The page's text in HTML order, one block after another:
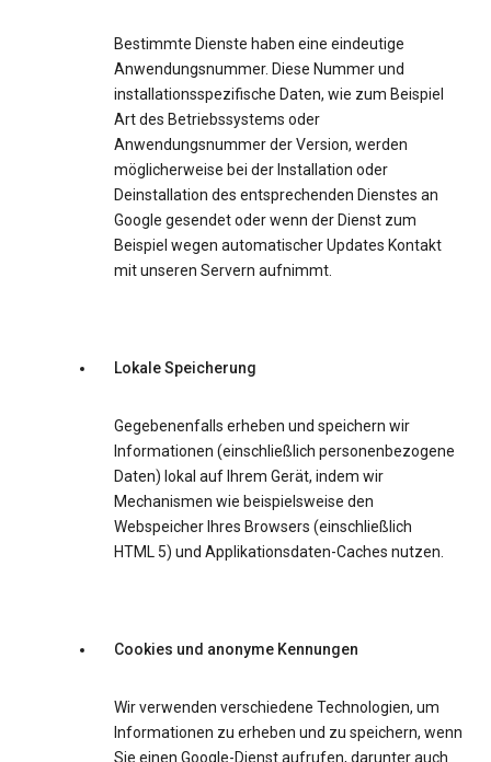
Bestimmte Dienste haben eine eindeutige
Anwendungsnummer. Diese Nummer und
installationsspezifische Daten, wie zum Beispiel
Art des Betriebssystems oder
Anwendungsnummer der Version, werden
möglicherweise bei der Installation oder
Deinstallation des entsprechenden Dienstes an
Google gesendet oder wenn der Dienst zum
Beispiel wegen automatischer Updates Kontakt
mit unseren Servern aufnimmt.
Lokale Speicherung
Gegebenenfalls erheben und speichern wir
Informationen (einschließlich personenbezogene
Daten) lokal auf Ihrem Gerät, indem wir
Mechanismen wie beispielsweise den
Webspeicher Ihres Browsers (einschließlich
HTML 5) und Applikationsdaten-Caches nutzen.
Cookies und anonyme Kennungen
Wir verwenden verschiedene Technologien, um
Informationen zu erheben und zu speichern, wenn
Sie einen Google-Dienst aufrufen, darunter auch